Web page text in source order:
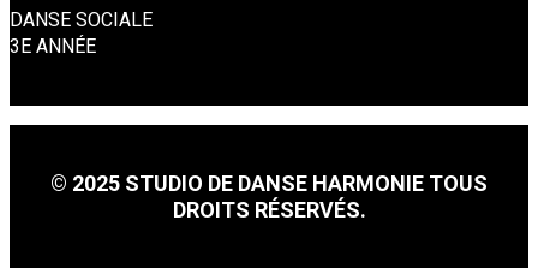
DANSE SOCIALE
3E ANNÉE
© 2025 STUDIO DE DANSE HARMONIE TOUS
DROITS RÉSERVÉS.